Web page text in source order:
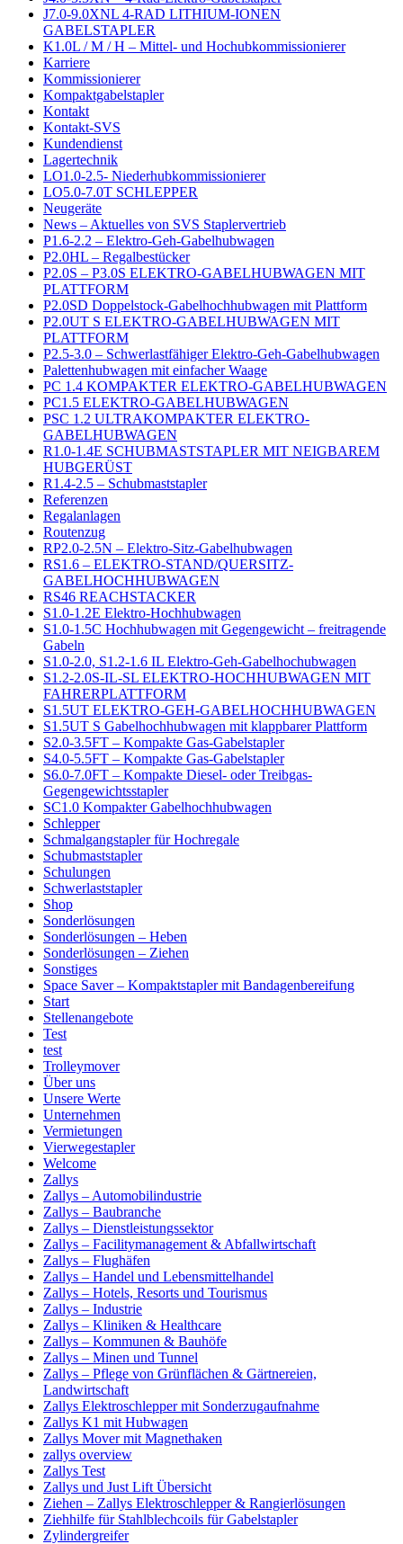
J7.0-9.0XNL 4-RAD LITHIUM-IONEN
GABELSTAPLER
K1.0L / M / H – Mittel- und Hochubkommissionierer
Karriere
Kommissionierer
Kompaktgabelstapler
Kontakt
Kontakt-SVS
Kundendienst
Lagertechnik
LO1.0-2.5- Niederhubkommissionierer
LO5.0-7.0T SCHLEPPER
Neugeräte
News – Aktuelles von SVS Staplervertrieb
P1.6-2.2 – Elektro-Geh-Gabelhubwagen
P2.0HL – Regalbestücker
P2.0S – P3.0S ELEKTRO-GABELHUBWAGEN MIT
PLATTFORM
P2.0SD Doppelstock-Gabelhochhubwagen mit Plattform
P2.0UT S ELEKTRO-GABELHUBWAGEN MIT
PLATTFORM
P2.5-3.0 – Schwerlastfähiger Elektro-Geh-Gabelhubwagen
Palettenhubwagen mit einfacher Waage
PC 1.4 KOMPAKTER ELEKTRO-GABELHUBWAGEN
PC1.5 ELEKTRO-GABELHUBWAGEN
PSC 1.2 ULTRAKOMPAKTER ELEKTRO-
GABELHUBWAGEN
R1.0-1.4E SCHUBMASTSTAPLER MIT NEIGBAREM
HUBGERÜST
R1.4-2.5 – Schubmaststapler
Referenzen
Regalanlagen
Routenzug
RP2.0-2.5N – Elektro-Sitz-Gabelhubwagen
RS1.6 – ELEKTRO-STAND/QUERSITZ-
GABELHOCHHUBWAGEN
RS46 REACHSTACKER
S1.0-1.2E Elektro-Hochhubwagen
S1.0-1.5C Hochhubwagen mit Gegengewicht – freitragende
Gabeln
S1.0-2.0, S1.2-1.6 IL Elektro-Geh-Gabelhochubwagen
S1.2-2.0S-IL-SL ELEKTRO-HOCHHUBWAGEN MIT
FAHRERPLATTFORM
S1.5UT ELEKTRO-GEH-GABELHOCHHUBWAGEN
S1.5UT S Gabelhochhubwagen mit klappbarer Plattform
S2.0-3.5FT – Kompakte Gas-Gabelstapler
S4.0-5.5FT – Kompakte Gas-Gabelstapler
S6.0-7.0FT – Kompakte Diesel- oder Treibgas-
Gegengewichtsstapler
SC1.0 Kompakter Gabelhochhubwagen
Schlepper
Schmalgangstapler für Hochregale
Schubmaststapler
Schulungen
Schwerlaststapler
Shop
Sonderlösungen
Sonderlösungen – Heben
Sonderlösungen – Ziehen
Sonstiges
Space Saver – Kompaktstapler mit Bandagenbereifung
Start
Stellenangebote
Test
test
Trolleymover
Über uns
Unsere Werte
Unternehmen
Vermietungen
Vierwegestapler
Welcome
Zallys
Zallys – Automobilindustrie
Zallys – Baubranche
Zallys – Dienstleistungssektor
Zallys – Facilitymanagement & Abfallwirtschaft
Zallys – Flughäfen
Zallys – Handel und Lebensmittelhandel
Zallys – Hotels, Resorts und Tourismus
Zallys – Industrie
Zallys – Kliniken & Healthcare
Zallys – Kommunen & Bauhöfe
Zallys – Minen und Tunnel
Zallys – Pflege von Grünflächen & Gärtnereien,
Landwirtschaft
Zallys Elektroschlepper mit Sonderzugaufnahme
Zallys K1 mit Hubwagen
Zallys Mover mit Magnethaken
zallys overview
Zallys Test
Zallys und Just Lift Übersicht
Ziehen – Zallys Elektroschlepper & Rangierlösungen
Ziehhilfe für Stahlblechcoils für Gabelstapler
Zylindergreifer